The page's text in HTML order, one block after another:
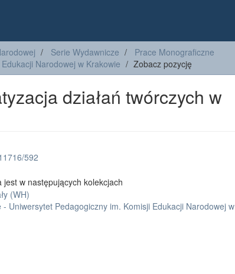
Serie Wydawnicze
Prace Monograficzne
Narodowej w Krakowie
Zobacz pozycję
działań twórczych w
592
jest w następujących kolekcjach
(WH)
Uniwersytet Pedagogiczny im. Komisji Edukacji Narodowej w